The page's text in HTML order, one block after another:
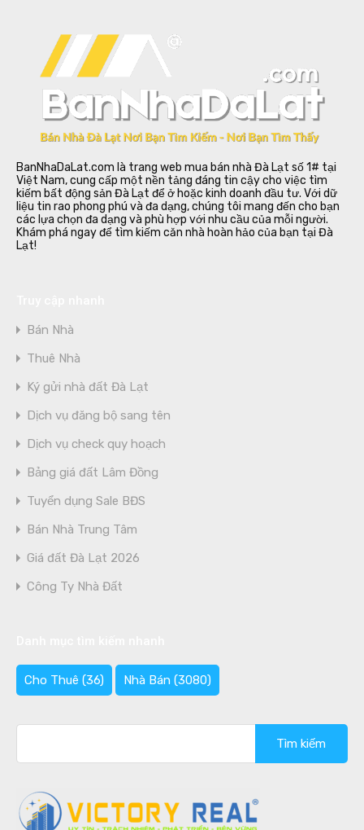
BanNhaDaLat.com là trang web mua bán nhà Đà Lạt số 1# tại
Việt Nam, cung cấp một nền tảng đáng tin cậy cho việc tìm
kiếm bất động sản Đà Lạt để ở hoặc kinh doanh đầu tư. Với dữ
liệu tin rao phong phú và đa dạng, chúng tôi mang đến cho bạn
các lựa chọn đa dạng và phù hợp với nhu cầu của mỗi người.
Khám phá ngay để tìm kiếm căn nhà hoàn hảo của bạn tại Đà
Lạt!
Bán Nhà
Thuê Nhà
Ký gửi nhà đất Đà Lạt
Dịch vụ đăng bộ sang tên
Dịch vụ check quy hoạch
Bảng giá đất Lâm Đồng
Tuyển dụng Sale BĐS
Bán Nhà Trung Tâm
Giá đất Đà Lạt 2026
Công Ty Nhà Đất
Cho Thuê (36) Nhà Bán (3080)
cho: